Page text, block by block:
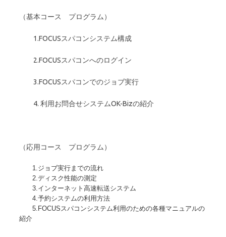
（基本コース プログラム）
1.FOCUSスパコンシステム構成
2.FOCUSスパコンへのログイン
3.FOCUSスパコンでのジョブ実行
4. 利用お問合せシステムOK-Bizの紹介
（応用コース プログラム）
1.ジョブ実行までの流れ
2.ディスク性能の測定
3.インターネット高速転送システム
4.予約システムの利用方法
5.FOCUSスパコンシステム利用のための各種マニュアルの
紹介